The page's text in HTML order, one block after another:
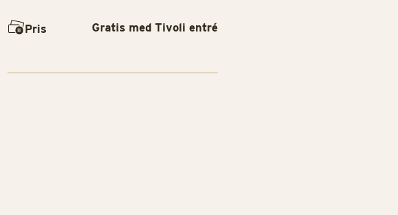
Pris Gratis med Tivoli entré